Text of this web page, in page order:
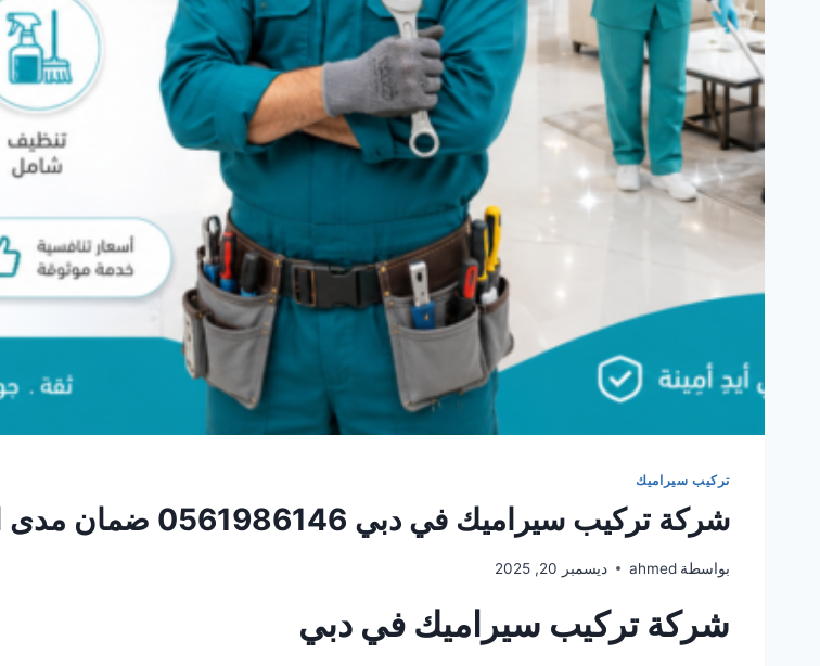
تركيب سيراميك
شركة تركيب سيراميك في دبي 0561986146 ضمان مدى الحياة
بواسطة ahmed ديسمبر 20, 2025
شركة تركيب سيراميك في دبي